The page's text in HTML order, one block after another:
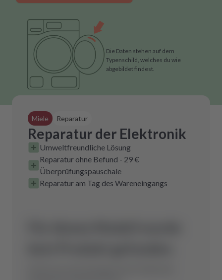
Die Daten stehen auf dem
Typenschild, welches du wie
abgebildet findest.
Miele Reparatur
Reparatur der Elektronik
Umweltfreundliche Lösung
Reparatur ohne Befund - 29 €
Überprüfungspauschale
Reparatur am Tag des Wareneingangs